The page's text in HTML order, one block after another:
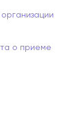
о приеме